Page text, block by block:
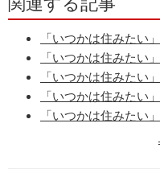
「いつかは住みたい
「いつかは住みたい
「いつかは住みたい
「いつかは住みたい
「いつかは住みたい